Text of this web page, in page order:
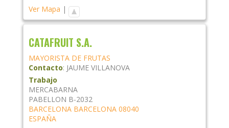
Ver Mapa |
CATAFRUIT S.A.
MAYORISTA DE FRUTAS
Contacto: JAUME VILLANOVA
Trabajo
MERCABARNA
PABELLON B-2032
BARCELONA BARCELONA 08040
ESPAÑA